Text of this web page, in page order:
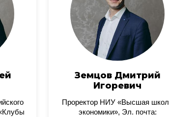
Земцов Дмитрий
Игоревич
Проректор НИУ «Высшая
экономики», Эл. почта: